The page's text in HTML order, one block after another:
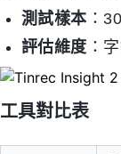
測試樣本 ：
評估維度 ：
工具對比表